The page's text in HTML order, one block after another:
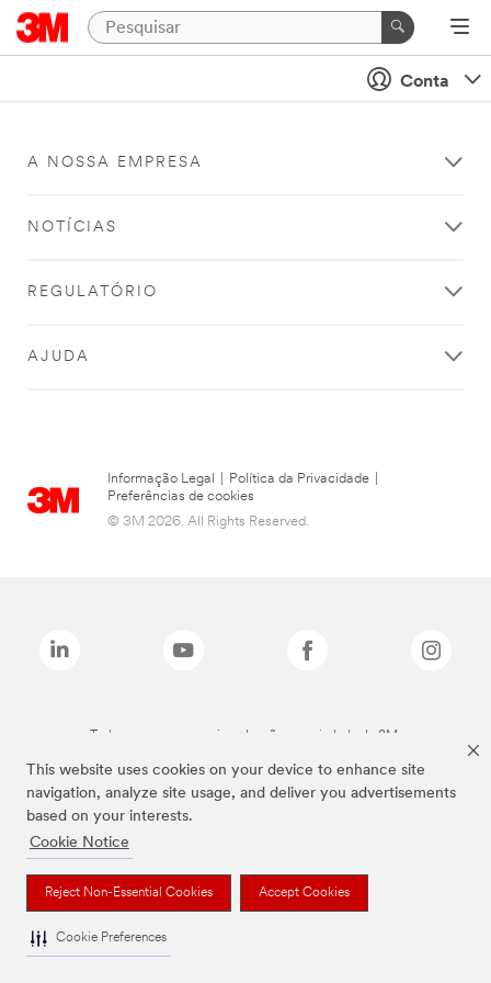
This website uses cookies on your device to enhance site
navigation, analyze site usage, and deliver you advertisements
based on your interests.
Cookie Notice
Reject Non-Essential Cookies Accept Cookies
Cookie Preferences
Conta
A NOSSA EMPRESA
NOTÍCIAS
REGULATÓRIO
AJUDA
Informação Legal Política da Privacidade
Preferências de cookies
© 3M 2026. All Rights Reserved.
Todas as marcas mencionadas são propriedade da 3M.